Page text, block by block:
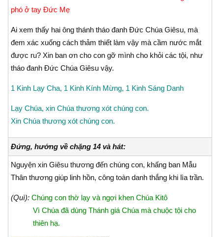
phó ở tay Ðức Mẹ
Ai xem thấy hai ông thánh tháo đanh Ðức Chúa Giêsu, mà
đem xác xuống cách thảm thiết làm vậy mà cầm nước mắt
được ru? Xin ban ơn cho con gỡ mình cho khỏi các tội, như
tháo đanh Ðức Chúa Giêsu vậy.
1 Kinh Lạy Cha, 1 Kinh Kính Mừng, 1 Kinh Sáng Danh
Lạy Chúa, xin Chúa thương xót chúng con.
Xin Chúa thương xót chúng con.
Đứng, hướng về chặng 14 và hát:
Nguyện xin Giêsu thương đến chúng con, khấng ban Mẫu
Thân thương giúp linh hồn, công toàn danh thắng khi lìa trần.
(Quì): Chúng con thờ lạy và ngợi khen Chúa Kitô
Vì Chúa đã dùng Thánh giá Chúa mà chuộc tội cho
thiên hạ.